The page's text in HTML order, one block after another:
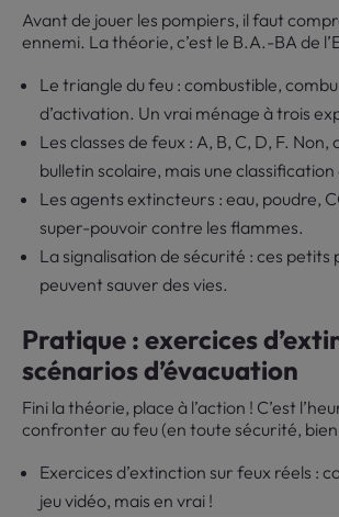
Avant de jouer les pompiers, il faut
ennemi. La théorie, c’est le B.A.-BA de
Le triangle du feu : combustible,
d’activation. Un vrai ménage à trois
Les classes de feux : A, B, C, D, F. Non,
bulletin scolaire, mais une
Les agents extincteurs : eau, poudre,
super-pouvoir contre les flammes.
La signalisation de sécurité : ces petits
peuvent sauver des vies.
Pratique : exercices
scénarios d’évacuation
Fini la théorie, place à l’action ! C’est
confronter au feu (en toute sécurité, bien
Exercices d’extinction sur feux réels :
jeu vidéo, mais en vrai !